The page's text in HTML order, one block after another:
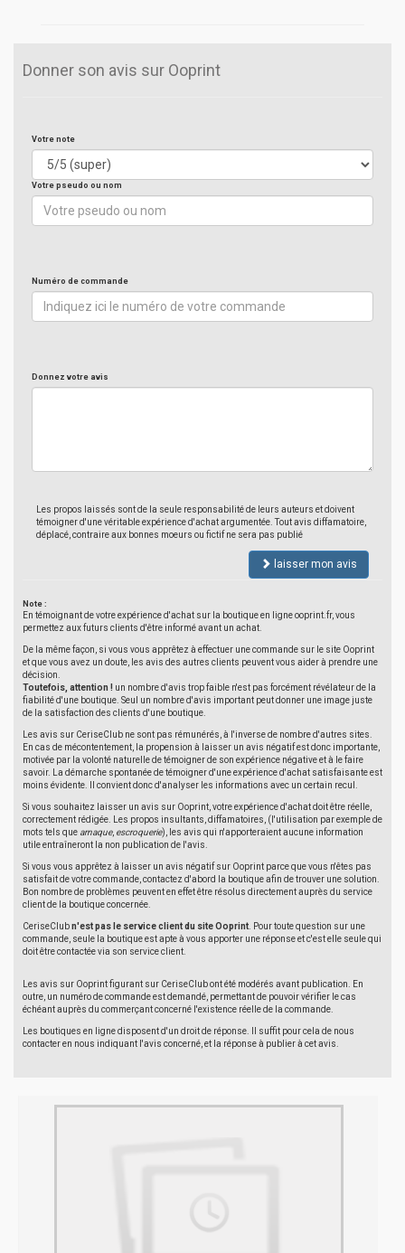
Donner son avis sur Ooprint
Votre note
Votre pseudo ou nom
Numéro de commande
Donnez votre avis
Les propos laissés sont de la seule responsabilité de leurs auteurs et doivent
témoigner d'une véritable expérience d'achat argumentée. Tout avis diffamatoire,
déplacé, contraire aux bonnes moeurs ou fictif ne sera pas publié
laisser mon avis
Note :
En témoignant de votre expérience d'achat sur la boutique en ligne ooprint.fr, vous
permettez aux futurs clients d'être informé avant un achat.
De la même façon, si vous vous apprêtez à effectuer une commande sur le site Ooprint
et que vous avez un doute, les avis des autres clients peuvent vous aider à prendre une
décision.
Toutefois, attention ! un nombre d'avis trop faible n'est pas forcément révélateur de la
fiabilité d'une boutique. Seul un nombre d'avis important peut donner une image juste
de la satisfaction des clients d'une boutique.
Les avis sur CeriseClub ne sont pas rémunérés, à l'inverse de nombre d'autres sites.
En cas de mécontentement, la propension à laisser un avis négatif est donc importante,
motivée par la volonté naturelle de témoigner de son expérience négative et à le faire
savoir. La démarche spontanée de témoigner d'une expérience d'achat satisfaisante est
moins évidente. Il convient donc d'analyser les informations avec un certain recul.
Si vous souhaitez laisser un avis sur Ooprint, votre expérience d'achat doit être réelle,
correctement rédigée. Les propos insultants, diffamatoires, (l'utilisation par exemple de
mots tels que arnaque, escroquerie), les avis qui n'apporteraient aucune information
utile entraîneront la non publication de l'avis.
Si vous vous apprêtez à laisser un avis négatif sur Ooprint parce que vous n'êtes pas
satisfait de votre commande, contactez d'abord la boutique afin de trouver une solution.
Bon nombre de problèmes peuvent en effet être résolus directement auprès du service
client de la boutique concernée.
CeriseClubn'est pas le service client du site Ooprint . Pour toute question sur une
commande, seule la boutique est apte à vous apporter une réponse et c'est elle seule qui
doit être contactée via son service client.
Les avis sur Ooprint figurant sur CeriseClub ont été modérés avant publication. En
outre, un numéro de commande est demandé, permettant de pouvoir vérifier le cas
échéant auprès du commerçant concerné l'existence réelle de la commande.
Les boutiques en ligne disposent d'un droit de réponse. Il suffit pour cela de nous
contacter en nous indiquant l'avis concerné, et la réponse à publier à cet avis.